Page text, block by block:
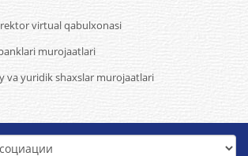
virtual qabulxonasi
murojaatlari
va yuridik shaxslar murojaatlari